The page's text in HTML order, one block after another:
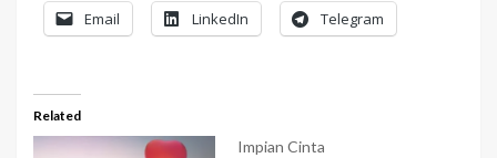
Email LinkedIn Telegram
Related
Impian Cinta